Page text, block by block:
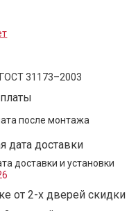
31173–2003
после монтажа
доставки и установки